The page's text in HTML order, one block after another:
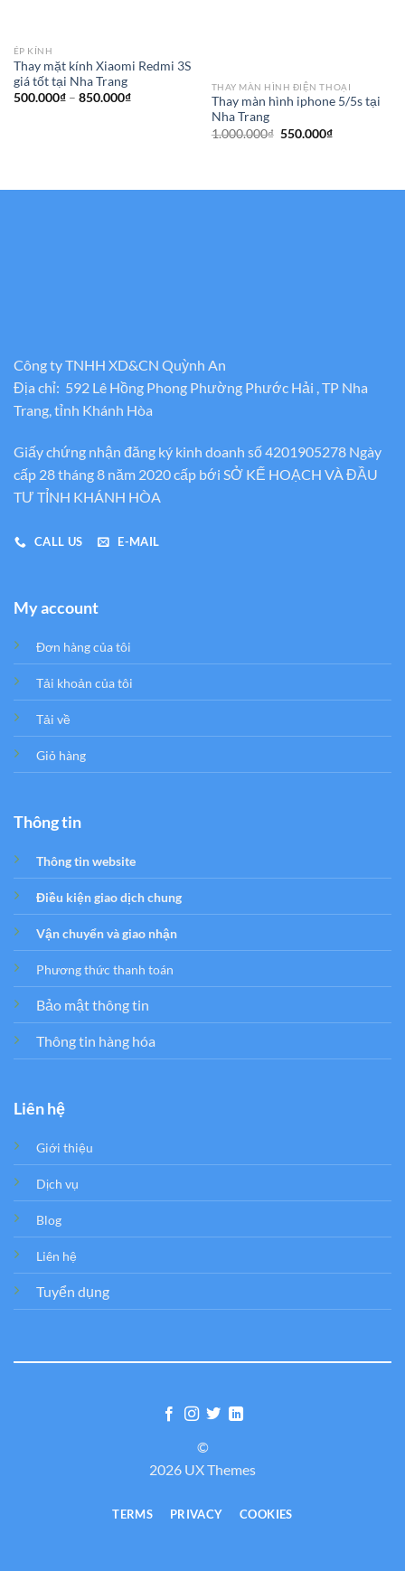
ÉP KÍNH
Thay mặt kính Xiaomi Redmi 3S
giá tốt tại Nha Trang
500.000₫ – 850.000₫Khoảng
THAY MÀN HÌNH ĐIỆN THOẠI
Thay màn hình iphone 5/5s tại
Nha Trang
1.000.000₫ Giá
550.000₫Giá
Công ty TNHH XD&CN Quỳnh An
Địa chỉ: 592 Lê Hồng Phong Phường Phước Hải , TP Nha
Trang, tỉnh Khánh Hòa
Giấy chứng nhận đăng ký kinh doanh số 4201905278 Ngày
cấp 28 tháng 8 năm 2020 cấp bới SỞ KẾ HOẠCH VÀ ĐẦU
TƯ TỈNH KHÁNH HÒA
CALL US E-MAIL
My account
Đơn hàng của tôi
Tải khoản của tôi
Tải về
Giỏ hàng
Thông tin
Thông tin website
Điều kiện giao dịch chung
Vận chuyển và giao nhận
Phương thức thanh toán
Bảo mật thông tin
Thông tin hàng hóa
Liên hệ
Giới thiệu
Dịch vụ
Blog
Liên hệ
Tuyển dụng
©
2026 UX Themes
TERMS PRIVACY COOKIES